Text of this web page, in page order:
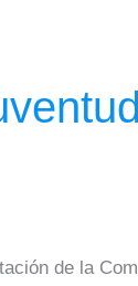
de la